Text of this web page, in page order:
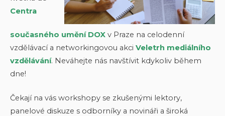
Centra
současného umění DOX v Praze na celodenní
vzdělávací a networkingovou akci Veletrh mediálního
vzdělávání. Neváhejte nás navštívit kdykoliv během
dne!
Čekají na vás workshopy se zkušenými lektory,
panelové diskuze s odborníky a novináři a široká